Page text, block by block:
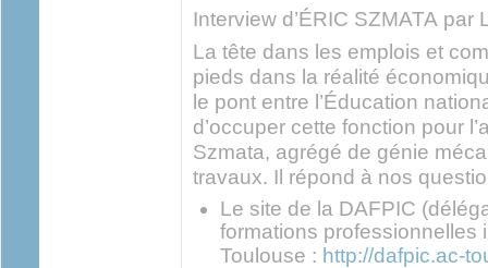
Interview d’ÉRIC SZMATA par
La tête dans les emplois et
pieds dans la réalité
le pont entre l’Éducation
d’occuper cette fonction pour
Szmata, agrégé de génie
travaux. Il répond à nos
Le site de la DAFPIC
formations professionnelles
Toulouse : http://dafpic.ac-